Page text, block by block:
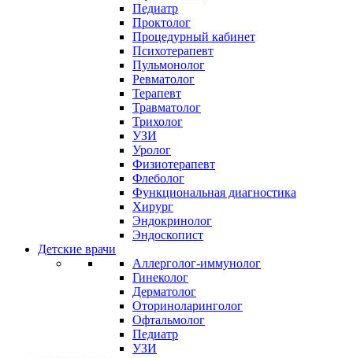
Педиатр
Проктолог
Процедурный кабинет
Психотерапевт
Пульмонолог
Ревматолог
Терапевт
Травматолог
Трихолог
УЗИ
Уролог
Физиотерапевт
Флеболог
Функциональная диагностика
Хирург
Эндокринолог
Эндоскопист
Детские врачи
Аллерголог-иммунолог
Гинеколог
Дерматолог
Оториноларинголог
Офтальмолог
Педиатр
УЗИ